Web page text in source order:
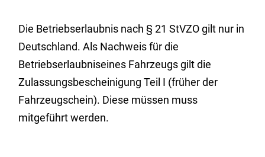
Die Betriebserlaubnis nach § 21 StVZO gilt nur in
Deutschland. Als Nachweis für die
Betriebserlaubniseines Fahrzeugs gilt die
Zulassungsbescheinigung Teil I (früher der
Fahrzeugschein). Diese müssen muss
mitgeführt werden.